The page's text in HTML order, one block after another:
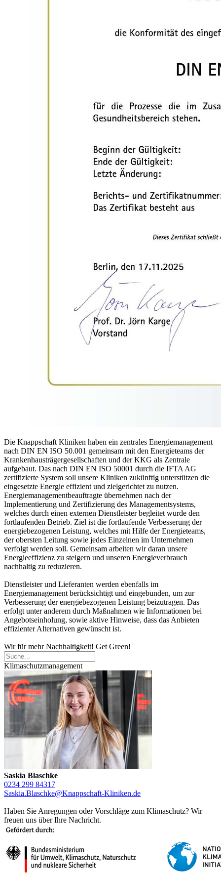
Die Knappschaft Kliniken haben ein zentrales Energiemanagement
nach DIN EN ISO 50.001 gemeinsam mit den Energieteams der
Krankenhausträgergesellschaften und der KKG als Zentrale
aufgebaut. Das nach DIN EN ISO 50001 durch die IFTA AG
zertifizierte System soll unsere Kliniken zukünftig unterstützen die
eingesetzte Energie effizient und zielgerichtet zu nutzen.
Energiemanagementbeauftragte übernehmen nach der
Implementierung und Zertifizierung des Managementsystems,
welches durch einen externen Dienstleister begleitet wurde den
fortlaufenden Betrieb. Ziel ist die fortlaufende Verbesserung der
energiebezogenen Leistung, welches mit Hilfe der Energieteams,
der obersten Leitung sowie jedes Einzelnen im Unternehmen
verfolgt werden soll. Gemeinsam arbeiten wir daran unsere
Energieeffizienz zu steigern und unseren Energieverbrauch
nachhaltig zu reduzieren.
Dienstleister und Lieferanten werden ebenfalls im
Energiemanagement berücksichtigt und eingebunden, um zur
Verbesserung der energiebezogenen Leistung beizutragen. Das
erfolgt unter anderem durch Maßnahmen wie Informationen bei
Angebotseinholung, sowie aktive Hinweise, dass das Anbieten
effizienter Alternativen gewünscht ist.
Wir für mehr Nachhaltigkeit! Get Green!
Klimaschutzmanagement
Saskia Blaschke
0234 299 84317
Saskia.Blaschke@Knappschaft-Kliniken.de
Haben Sie Anregungen oder Vorschläge zum Klimaschutz? Wir
freuen uns über Ihre Nachricht.